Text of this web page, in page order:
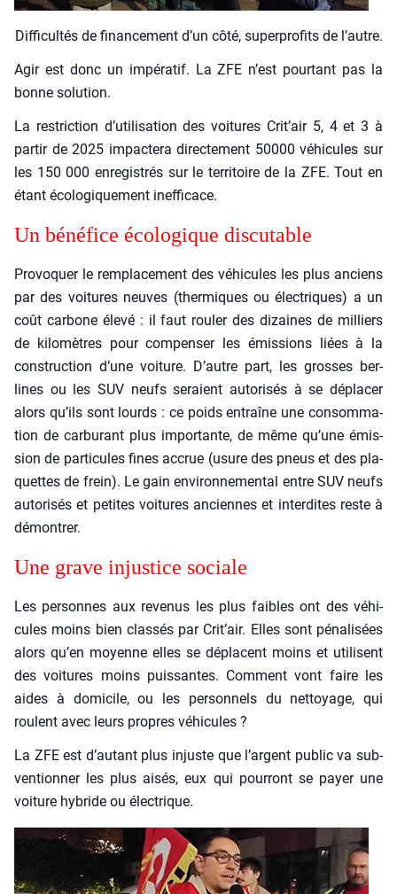
Dif­fi­cul­tés de finan­ce­ment d’un côté, super­pro­fits de l’autre.
Agir est donc un impé­ra­tif. La ZFE n’est pour­tant pas la
bonne solu­tion.
La res­tric­tion d’u­ti­li­sa­tion des voi­tures Crit’air 5, 4 et 3 à
par­tir de 2025 impac­te­ra direc­te­ment 50000 véhi­cules sur
les 150 000 enre­gis­trés sur le ter­ri­toire de la ZFE. Tout en
étant éco­lo­gi­que­ment inef­fi­cace.
Un béné­fice éco­lo­gique dis­cu­table
Pro­vo­quer le rem­pla­ce­ment des véhi­cules les plus anciens
par des voi­tures neuves (ther­miques ou élec­triques) a un
coût car­bone éle­vé : il faut rou­ler des dizaines de mil­liers
de kilo­mètres pour com­pen­ser les émis­sions liées à la
construc­tion d’une voi­ture. D’autre part, les grosses ber­
lines ou les SUV neufs seraient auto­ri­sés à se dépla­cer
alors qu’ils sont lourds : ce poids entraîne une consom­ma­
tion de car­bu­rant plus impor­tante, de même qu’une émis­
sion de par­ti­cules fines accrue (usure des pneus et des pla­
quettes de frein). Le gain envi­ron­ne­men­tal entre SUV neufs
auto­ri­sés et petites voi­tures anciennes et inter­dites reste à
démon­trer.
Une grave injus­tice sociale
Les per­sonnes aux reve­nus les plus faibles ont des véhi­
cules moins bien clas­sés par Crit’air. Elles sont péna­li­sées
alors qu’en moyenne elles se déplacent moins et uti­lisent
des voi­tures moins puis­santes. Com­ment vont faire les
aides à domi­cile, ou les per­son­nels du net­toyage, qui
roulent avec leurs propres véhi­cules ?
La ZFE est d’au­tant plus injuste que l’argent public va sub­
ven­tion­ner les plus aisés, eux qui pour­ront se payer une
voi­ture hybride ou élec­trique.